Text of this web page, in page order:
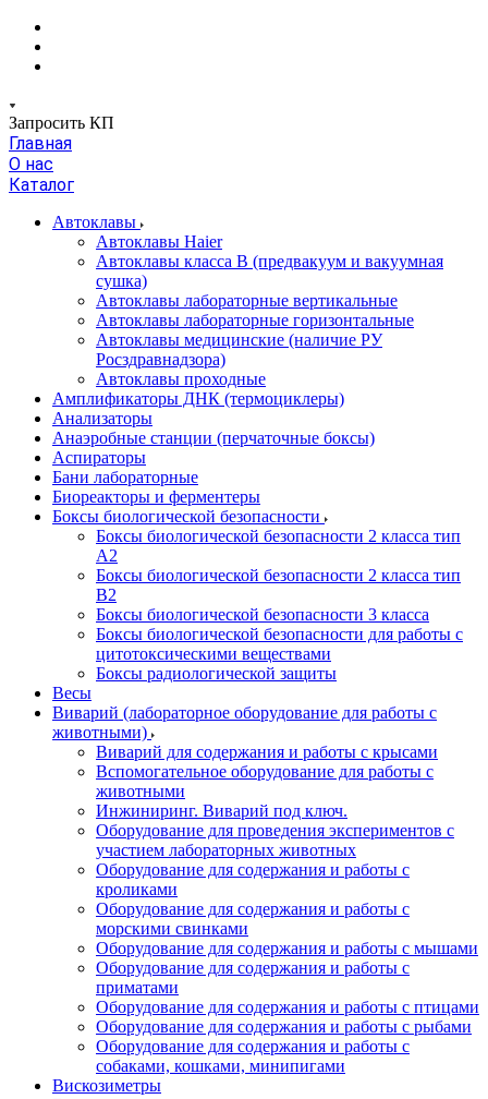
Запросить КП
Главная
О нас
Каталог
Автоклавы
Автоклавы Haier
Автоклавы класса B (предвакуум и вакуумная
сушка)
Автоклавы лабораторные вертикальные
Автоклавы лабораторные горизонтальные
Автоклавы медицинские (наличие РУ
Росздравнадзора)
Автоклавы проходные
Амплификаторы ДНК (термоциклеры)
Анализаторы
Анаэробные станции (перчаточные боксы)
Аспираторы
Бани лабораторные
Биореакторы и ферментеры
Боксы биологической безопасности
Боксы биологической безопасности 2 класса тип
A2
Боксы биологической безопасности 2 класса тип
B2
Боксы биологической безопасности 3 класса
Боксы биологической безопасности для работы с
цитотоксическими веществами
Боксы радиологической защиты
Весы
Виварий (лабораторное оборудование для работы с
животными)
Виварий для содержания и работы с крысами
Вспомогательное оборудование для работы с
животными
Инжиниринг. Виварий под ключ.
Оборудование для проведения экспериментов с
участием лабораторных животных
Оборудование для содержания и работы с
кроликами
Оборудование для содержания и работы с
морскими свинками
Оборудование для содержания и работы с мышами
Оборудование для содержания и работы с
приматами
Оборудование для содержания и работы с птицами
Оборудование для содержания и работы с рыбами
Оборудование для содержания и работы с
собаками, кошками, минипигами
Вискозиметры